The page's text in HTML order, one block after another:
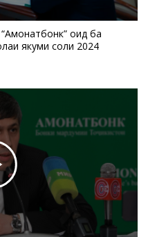
оид ба
якуми соли 2024